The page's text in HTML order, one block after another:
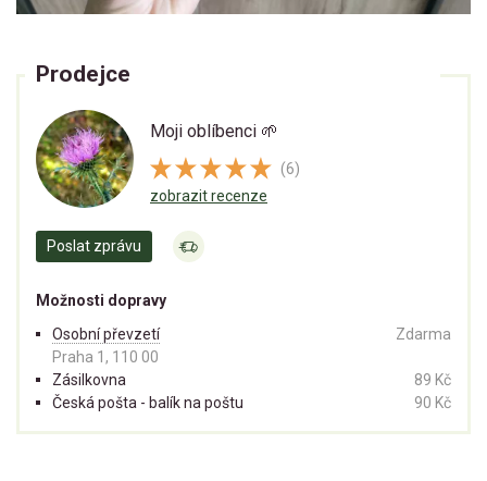
Prodejce
Moji oblíbenci 🌱
(6)
zobrazit recenze
Poslat zprávu
Možnosti dopravy
Osobní převzetí
Praha 1, 110 00
Zdarma
Zásilkovna
89 Kč
Česká pošta - balík na poštu
90 Kč